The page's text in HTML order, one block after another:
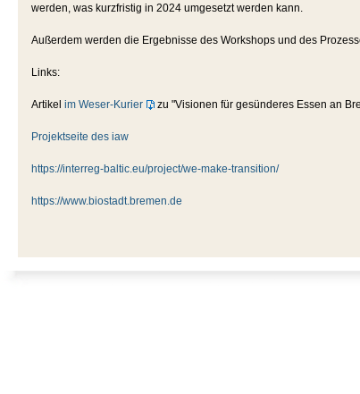
werden, was kurzfristig in 2024 umgesetzt werden kann.
Außerdem werden die Ergebnisse des Workshops und des
Links:
Artikel im Weser-Kurier zu "Visionen für gesünderes Essen an
Projektseite des iaw
https://interreg-baltic.eu/project/we-make-transition/
https://www.biostadt.bremen.de